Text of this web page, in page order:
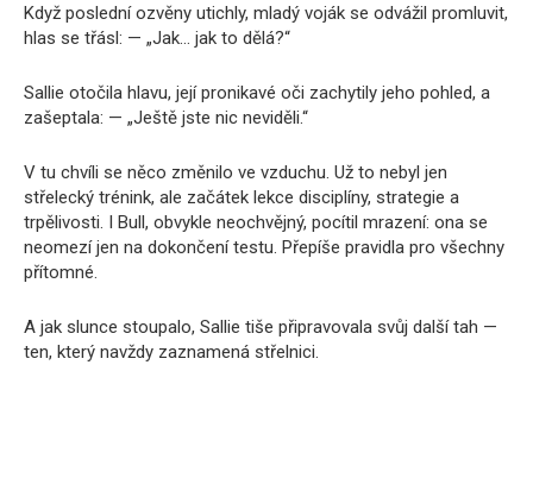
Když poslední ozvěny utichly, mladý voják se odvážil promluvit,
hlas se třásl: — „Jak… jak to dělá?“
Sallie otočila hlavu, její pronikavé oči zachytily jeho pohled, a
zašeptala: — „Ještě jste nic neviděli.“
V tu chvíli se něco změnilo ve vzduchu. Už to nebyl jen
střelecký trénink, ale začátek lekce disciplíny, strategie a
trpělivosti. I Bull, obvykle neochvějný, pocítil mrazení: ona se
neomezí jen na dokončení testu. Přepíše pravidla pro všechny
přítomné.
A jak slunce stoupalo, Sallie tiše připravovala svůj další tah —
ten, který navždy zaznamená střelnici.